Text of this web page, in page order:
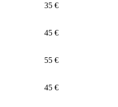
35 €
45 €
55 €
45 €